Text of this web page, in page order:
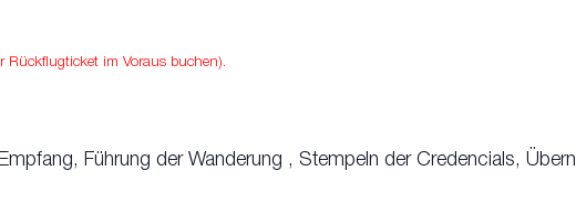
Rückflugticket im Voraus buchen).
Führung der Wanderung , Stempeln der Credencials,